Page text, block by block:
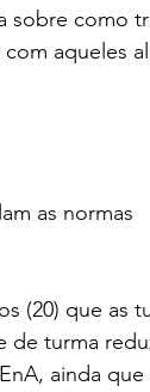
sobre como
aqueles
as normas
(20) que as
de turma
ainda que